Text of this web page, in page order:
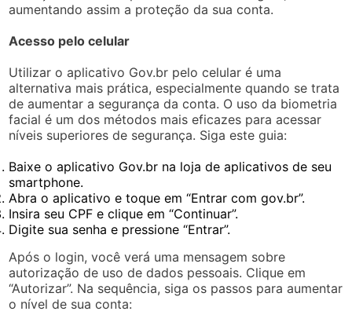
aumentando assim a proteção da sua conta.
Acesso pelo celular
Utilizar o aplicativo Gov.br pelo celular é uma
alternativa mais prática, especialmente quando se trata
de aumentar a segurança da conta. O uso da biometria
facial é um dos métodos mais eficazes para acessar
níveis superiores de segurança. Siga este guia:
Baixe o aplicativo Gov.br na loja de aplicativos de seu
smartphone.
Abra o aplicativo e toque em “Entrar com gov.br”.
Insira seu CPF e clique em “Continuar”.
Digite sua senha e pressione “Entrar”.
Após o login, você verá uma mensagem sobre
autorização de uso de dados pessoais. Clique em
“Autorizar”. Na sequência, siga os passos para aumentar
o nível de sua conta: